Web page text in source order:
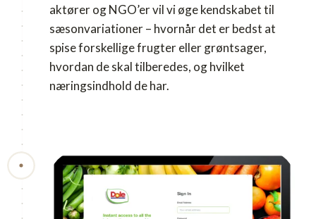
aktører og NGO’er vil vi øge kendskabet til
sæsonvariationer – hvornår det er bedst at
spise forskellige frugter eller grøntsager,
hvordan de skal tilberedes, og hvilket
næringsindhold de har.